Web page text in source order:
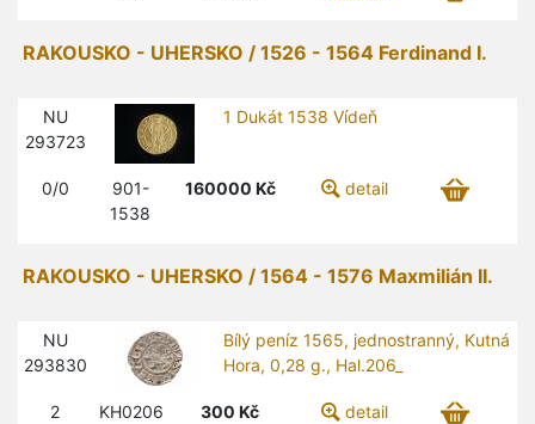
RAKOUSKO - UHERSKO / 1526 - 1564 Ferdinand I.
NU
293723
1 Dukát 1538 Vídeň
0/0
901-
1538
160000 Kč detail
RAKOUSKO - UHERSKO / 1564 - 1576 Maxmilián II.
NU
293830
Bílý peníz 1565, jednostranný, Kutná
Hora, 0,28 g., Hal.206_
2 KH0206 300 Kč detail